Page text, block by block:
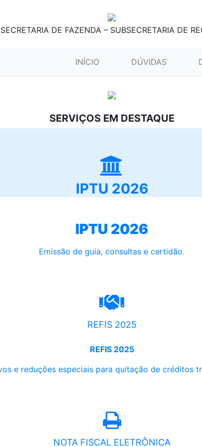
SECRETARIA DE FAZENDA – SUBSECRETARIA DE
INÍCIO (CURRENT)DÚVIDAS
SERVIÇOS EM DESTAQUE
IPTU 2026
IPTU 2026
Emissão de guia, consultas e certidão.
REFIS 2025
REFIS 2025
e reduções especiais para quitação de créditos
NOTA FISCAL ELETRÔNICA